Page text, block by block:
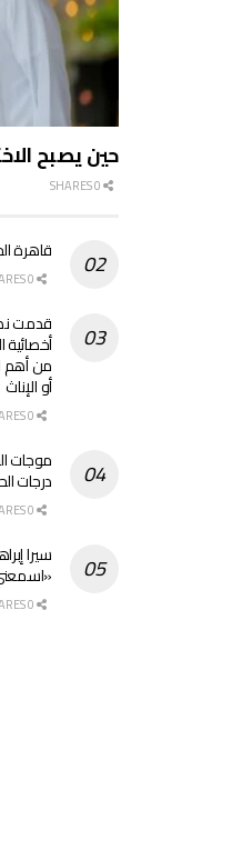
حين يصبح
قاهرة
قدمت
من أهم
أو الإناث
موجات
درجات
سيرا